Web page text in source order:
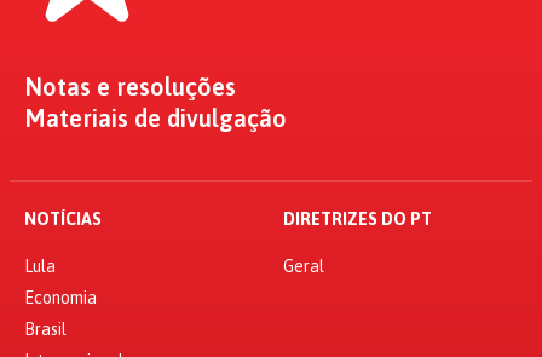
Notas e resoluções
Materiais de divulgação
NOTÍCIAS
Lula
Economia
Brasil
DIRETRIZES DO PT
Geral